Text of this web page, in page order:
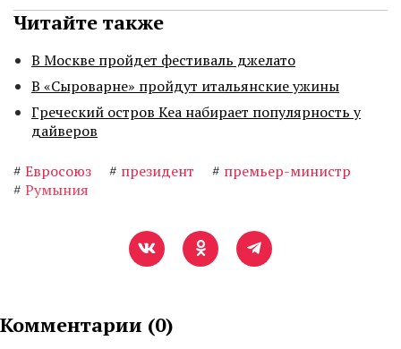
Читайте также
В Москве пройдет фестиваль джелато
В «Сыроварне» пройдут итальянские ужины
Греческий остров Кеа набирает популярность у
дайверов
# Евросоюз # президент # премьер-министр
# Румыния
Комментарии (0)